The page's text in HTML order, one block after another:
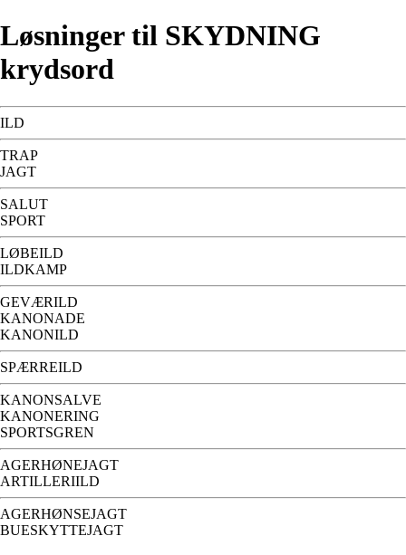
Løsninger til SKYDNING
krydsord
ILD
TRAP
JAGT
SALUT
SPORT
LØBEILD
ILDKAMP
GEVÆRILD
KANONADE
KANONILD
SPÆRREILD
KANONSALVE
KANONERING
SPORTSGREN
AGERHØNEJAGT
ARTILLERIILD
AGERHØNSEJAGT
BUESKYTTEJAGT